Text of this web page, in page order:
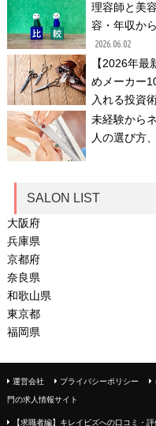
理容師と美
容・年収か
2026.06.02
【2026年
めメーカー
入れる投資
未経験から
人の選び方
SALON LIST
大阪府
兵庫県
京都府
奈良県
和歌山県
東京都
福岡県
運営会社 プライバシーポリシー
門の求人情報サイト
【求職者編】キレイビズへの口コミ・